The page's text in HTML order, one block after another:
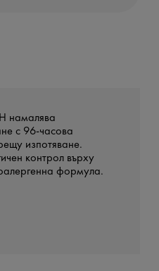
намалява
с 96-часова
изпотяване.
контрол върху
формула.